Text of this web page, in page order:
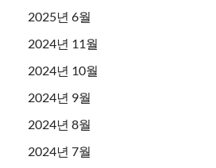
2025년 6월
2024년 11월
2024년 10월
2024년 9월
2024년 8월
2024년 7월